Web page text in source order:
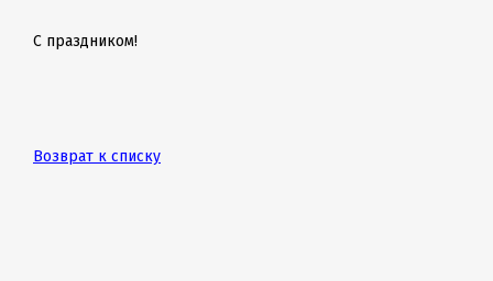
С праздником!
Возврат к списку